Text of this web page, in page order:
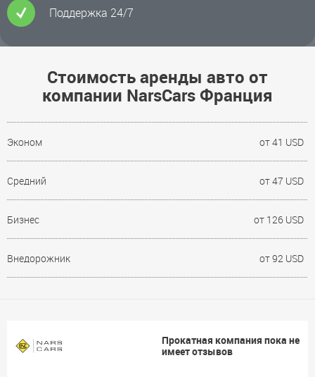
Поддержка 24/7
Стоимость аренды авто от
компании NarsCars Франция
Эконом от 41 USD
Средний от 47 USD
Бизнес от 126 USD
Внедорожник от 92 USD
Прокатная компания пока не
имеет отзывов